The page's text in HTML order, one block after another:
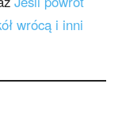
wrócą i inni